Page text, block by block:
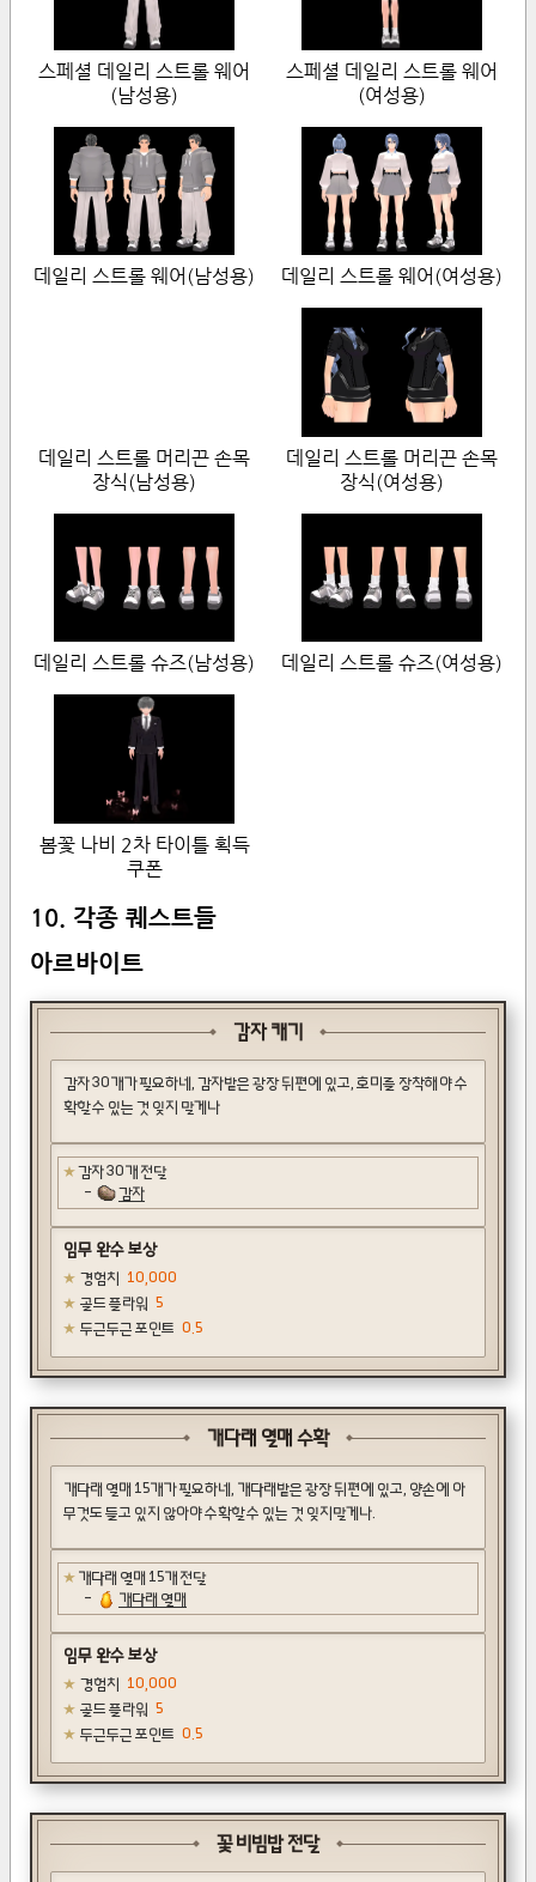
스페셜 데일리 스트롤 웨어
(남성용)
스페셜 데일리 스트롤 웨어
(여성용)
데일리 스트롤 웨어(남성용) 데일리 스트롤 웨어(여성용)
데일리 스트롤 머리끈 손목
장식(남성용)
데일리 스트롤 머리끈 손목
장식(여성용)
데일리 스트롤 슈즈(남성용) 데일리 스트롤 슈즈(여성용)
봄꽃 나비 2차 타이틀 획득
쿠폰
10. 각종 퀘스트들
아르바이트
감자 캐기
감자 30개가 필요하네, 감자밭은 광장 뒤편에 있고, 호미를 장착해야 수
확할 수 있는 것 잊지 말게나
감자 30개 전달
감자
임무 완수 보상
경험치
10,000
골드 플라워 5
두근두근 포인트 0.5
개다래 열매 수확
개다래 열매 15개가 필요하네, 개다래밭은 광장 뒤편에 있고, 양손에 아
무것도 들고 있지 않아야 수확할 수 있는 것 잊지말게나.
개다래 열매 15개 전달
개다래 열매
임무 완수 보상
경험치
10,000
골드 플라워 5
두근두근 포인트 0.5
꽃 비빔밥 전달